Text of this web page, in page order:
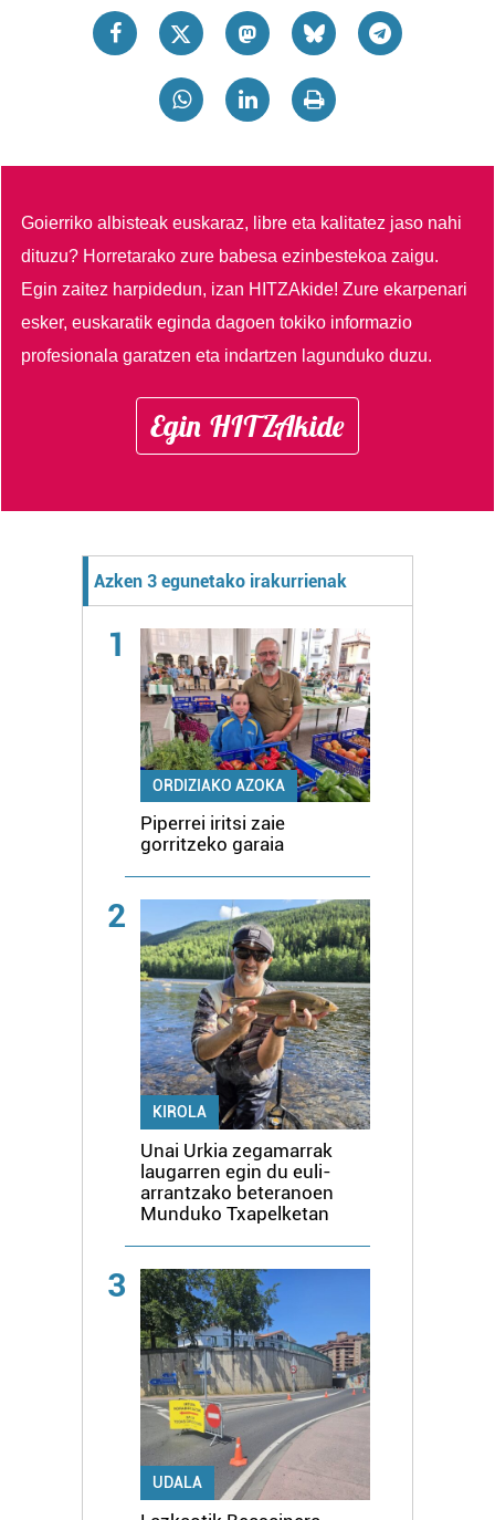
Goierriko albisteak euskaraz, libre eta kalitatez jaso nahi
dituzu? Horretarako zure babesa ezinbestekoa zaigu.
Egin zaitez harpidedun, izan HITZAkide!Zure ekarpenari
esker, euskaratik eginda dagoen tokiko informazio
profesionala garatzen eta indartzen lagunduko duzu.
Egin HITZAkide
Azken 3 egunetako irakurrienak
1
ORDIZIAKO AZOKA
Piperrei iritsi zaie
gorritzeko garaia
2
KIROLA
Unai Urkia zegamarrak
laugarren egin du euli-
arrantzako beteranoen
Munduko Txapelketan
3
UDALA